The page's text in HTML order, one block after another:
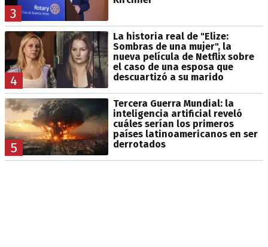
3
4
La historia real de "Elize:
Sombras de una mujer", la
nueva película de Netflix sobre
el caso de una esposa que
descuartizó a su marido
5
Tercera Guerra Mundial: la
inteligencia artificial reveló
cuáles serían los primeros
países latinoamericanos en ser
derrotados